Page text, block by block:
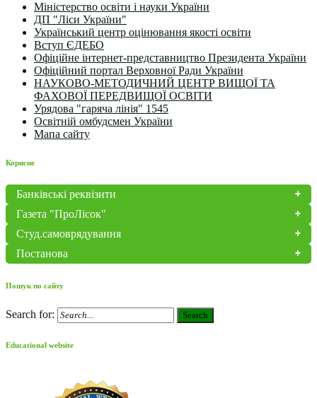
Міністерство освіти і науки України
ДП "Ліси України"
Український центр оцінювання якості освіти
Вступ ЄДЕБО
Офіційне інтернет-представництво Президента України
Офіційний портал Верховної Ради України
НАУКОВО-МЕТОДИЧНИЙ ЦЕНТР ВИЩОЇ ТА
ФАХОВОЇ ПЕРЕДВИЩОЇ ОСВІТИ
Урядова "гаряча лінія" 1545
Освітній омбудсмен України
Мапа сайту
Корисне
Банківські реквізити
Газета "ПроЛісок"
Студ.самоврядування
Постанова
Пошук по сайту
Search for: Search
Educational website